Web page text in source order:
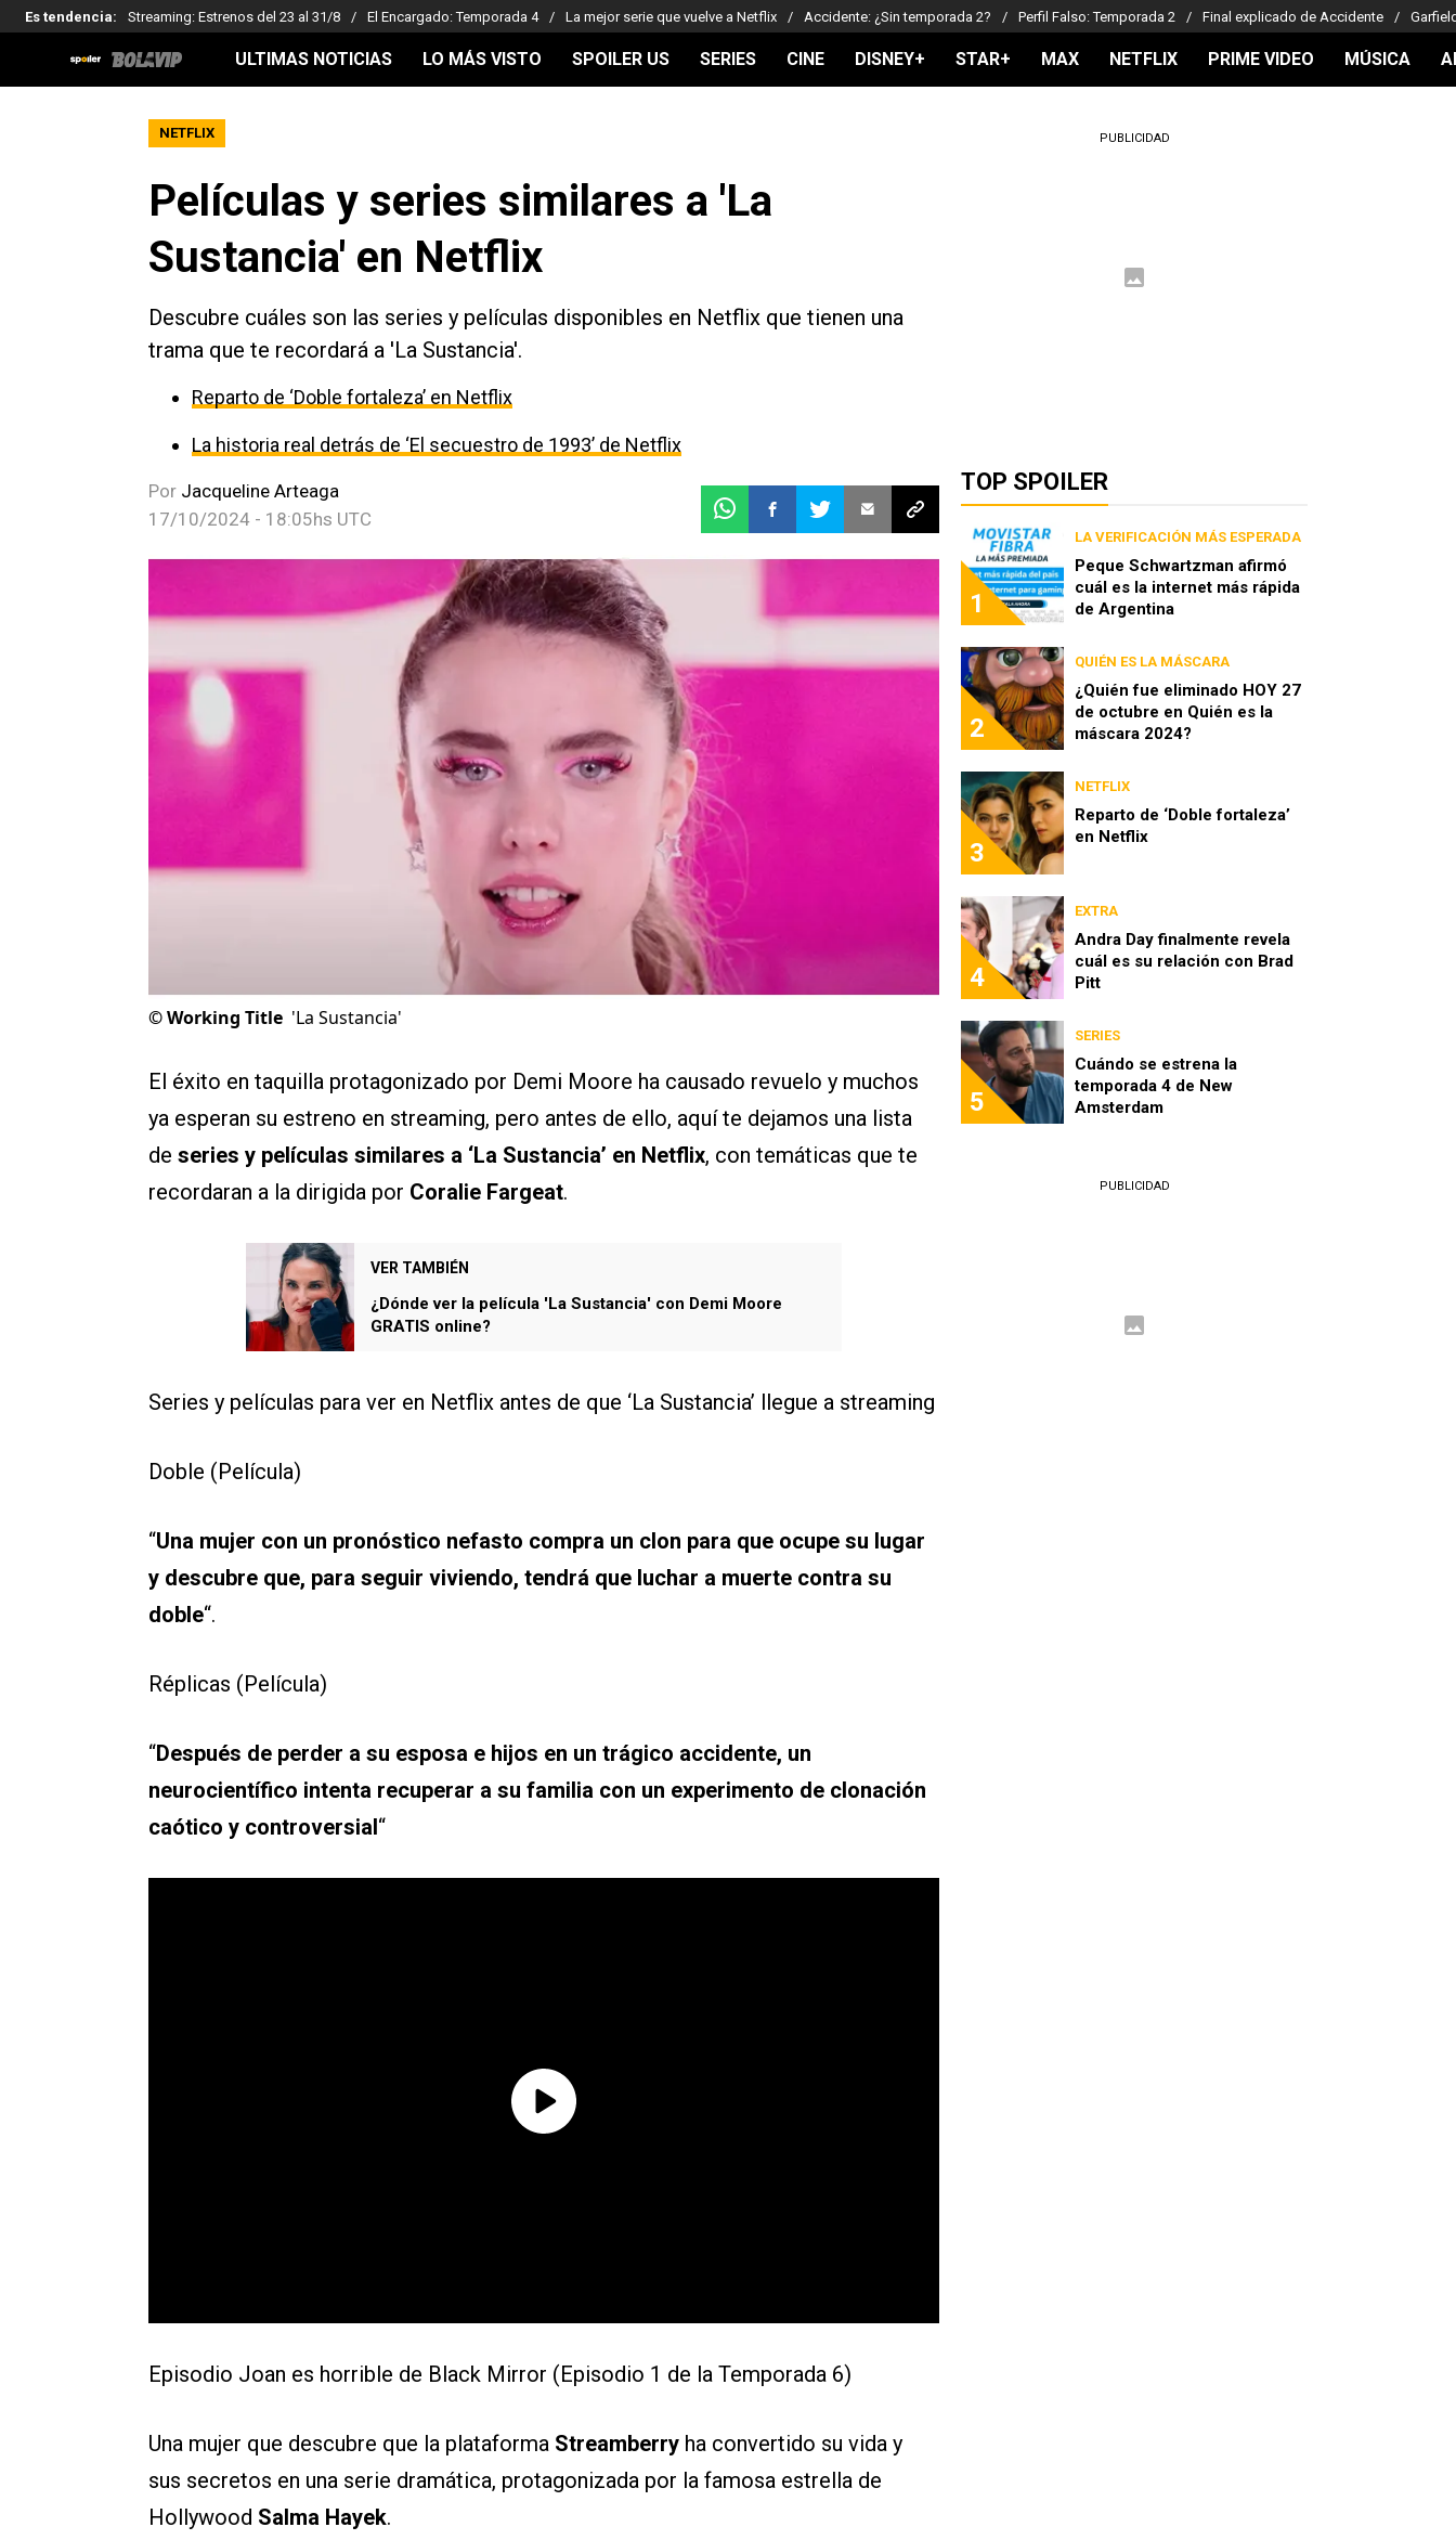
Es tendencia: Streaming: Estrenos del 23 al 31/8 El Encargado: Temporada 4 La mejor serie que vuelve a Netflix Accidente: ¿Sin temporada 2? Perfil Falso: Temporada 2 Final explicado de Accidente
ULTIMAS NOTICIAS LO MÁS VISTO SPOILER US SERIES CINE DISNEY+ STAR+ MAX NETFLIX PRIME VIDEO MÚSICA
NETFLIX
Películas y series similares a 'La
Sustancia' en Netflix
Descubre cuáles son las series y películas disponibles en Netflix que tienen una
trama que te recordará a 'La Sustancia'.
Reparto de ‘Doble fortaleza’ en Netflix
La historia real detrás de ‘El secuestro de 1993’ de Netflix
Por Jacqueline Arteaga
17/10/2024 - 18:05hs UTC
©Working Title 'La Sustancia'
El éxito en taquilla protagonizado por Demi Moore ha causado revuelo y muchos
ya esperan su estreno en streaming, pero antes de ello, aquí te dejamos una lista
de series y películas similares a ‘La Sustancia’ en Netflix, con temáticas que te
recordaran a la dirigida por Coralie Fargeat.
VER TAMBIÉN
¿Dónde ver la película 'La Sustancia' con Demi Moore
GRATIS online?
Series y películas para ver en Netflix antes de que ‘La Sustancia’ llegue a streaming
Doble (Película)
“Una mujer con un pronóstico nefasto compra un clon para que ocupe su lugar
y descubre que, para seguir viviendo, tendrá que luchar a muerte contra su
doble“.
Réplicas (Película)
“Después de perder a su esposa e hijos en un trágico accidente, un
neurocientífico intenta recuperar a su familia con un experimento de clonación
caótico y controversial“
Episodio Joan es horrible de Black Mirror (Episodio 1 de la Temporada 6)
Una mujer que descubre que la plataforma Streamberry ha convertido su vida y
sus secretos en una serie dramática, protagonizada por la famosa estrella de
Hollywood Salma Hayek.
PUBLICIDAD
TOP SPOILER
1
LA VERIFICACIÓN MÁS ESPERADA
Peque Schwartzman afirmó
cuál es la internet más rápida
de Argentina
2
QUIÉN ES LA MÁSCARA
¿Quién fue eliminado HOY 27
de octubre en Quién es la
máscara 2024?
3
NETFLIX
Reparto de ‘Doble fortaleza’
en Netflix
4
EXTRA
Andra Day finalmente revela
cuál es su relación con Brad
Pitt
5
SERIES
Cuándo se estrena la
temporada 4 de New
Amsterdam
PUBLICIDAD